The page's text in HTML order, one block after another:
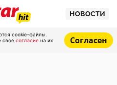
НОВОСТИ
cookie-файлы.
свое согласие на их
Согласен